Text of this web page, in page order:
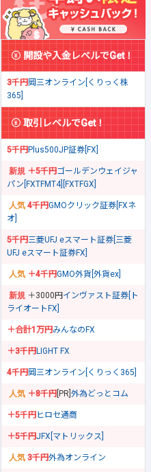
開設や入金レベルでGet！
3千円岡三オンライン[くりっく株
365]
取引レベルでGet！
5千円Plus500JP証券[FX]
＋5千円ゴールデンウェイジャ
パン[FXTFMT4][FXTFGX]
4千円GMOクリック証券[FXネ
オ]
5千円三菱UFJ eスマート証券[三菱
UFJ eスマート証券FX]
＋4千円GMO外貨[外貨ex]
＋3000円 インヴァスト証券[ト
ライオートFX]
＋合計1万円みんなのFX
＋3千円LIGHT FX
4千円岡三オンライン[くりっく365]
＋8千円 [PR] 外為どっとコム
＋5千円ヒロセ通商
＋5千円JFX[マトリックス]
3千円外為オンライン